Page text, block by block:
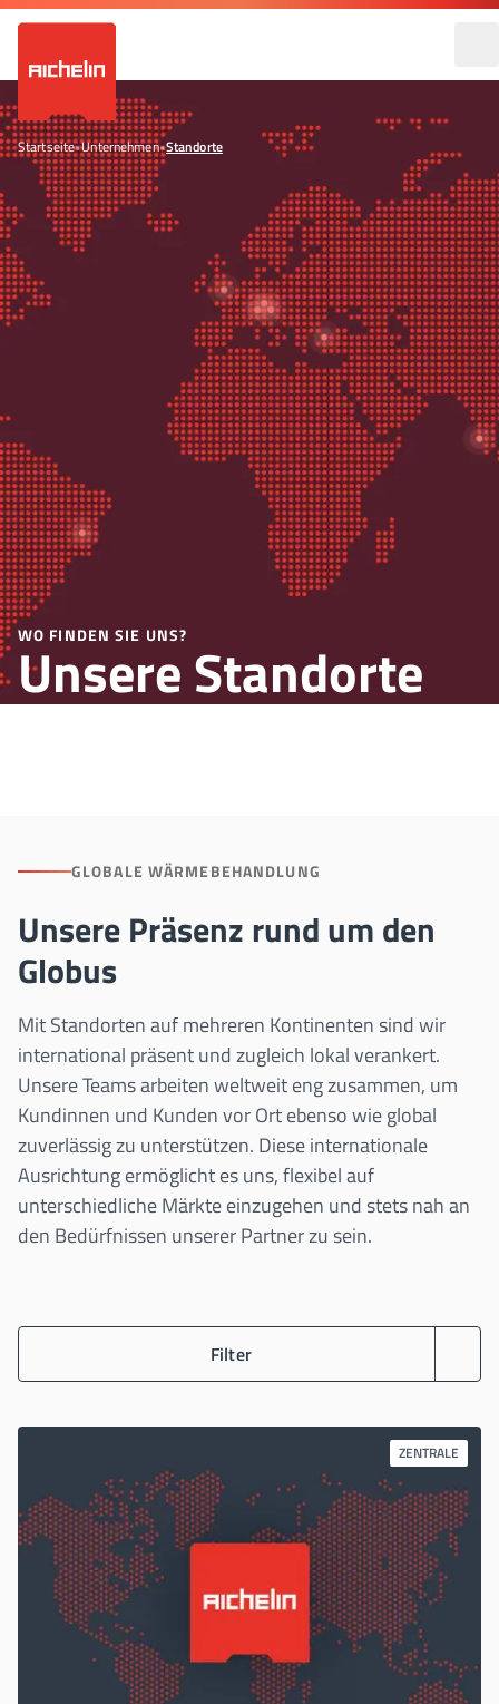
Startseite•Unternehmen•Standorte
WO FINDEN SIE UNS?
Unsere Standorte
weltweit
GLOBALE WÄRMEBEHANDLUNG
Unsere Präsenz rund um den
Globus
Mit Standorten auf mehreren Kontinenten sind wir
international präsent und zugleich lokal verankert.
Unsere Teams arbeiten weltweit eng zusammen, um
Kundinnen und Kunden vor Ort ebenso wie global
zuverlässig zu unterstützen. Diese internationale
Ausrichtung ermöglicht es uns, flexibel auf
unterschiedliche Märkte einzugehen und stets nah an
den Bedürfnissen unserer Partner zu sein.
Filter
ZENTRALE